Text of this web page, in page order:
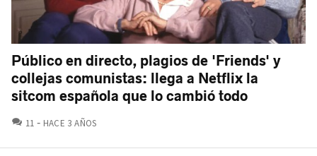
Público en directo, plagios de 'Friends' y
collejas comunistas: llega a Netflix la
sitcom española que lo cambió todo
11 COMENTARIOS
HACE 3 AÑOS